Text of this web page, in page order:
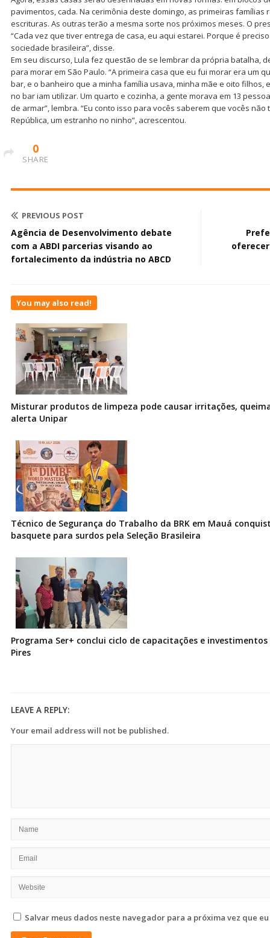
pavimentos, cada. Na cerimônia deste domingo, as primeiras famílias
escrituras. As outras terão a mesma sorte nos próximos meses. O
“Cada vez que tiver entrega de casa, eu aqui estarei. Porque é
sociedade brasileira”, disse.
Em seu discurso, Lula fez questão de se lembrar da própria batalha,
para morar em São Paulo. “A primeira casa que eu fui morar era um
bar, e o banheiro que a minha família usava, minha mãe e oito filhos,
no bar iam utilizar. Um quarto e cozinha, a gente morava em 13
de armar”, lembra. “Eu conto isso para vocês saberem que vocês
República, um estranho no ninho”, acrescentou.
0
SHARE
PREVIOUS POST
Agência de Desenvolvimento debate
com a ABDI parcerias visando ao
fortalecimento da indústria no ABCD
You may also read!
Misturar produtos de limpeza pode causar irritações,
alerta Unipar
Técnico de Segurança do Trabalho da BRK em Mauá
basquete para surdos pela Seleção Brasileira
Programa Ser+ conclui ciclo de capacitações e
Pires
LEAVE A REPLY:
Your email address will not be published.
Salvar meus dados neste navegador para a próxima vez que